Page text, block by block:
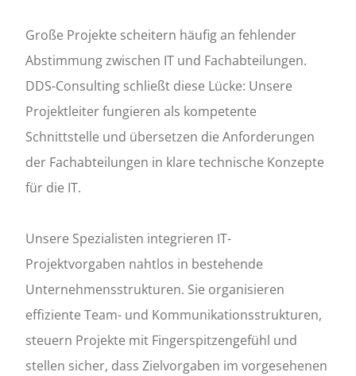
Große Projekte scheitern häufig an fehlender
Abstimmung zwischen IT und Fachabteilungen.
DDS-Consulting schließt diese Lücke: Unsere
Projektleiter fungieren als kompetente
Schnittstelle und übersetzen die Anforderungen
der Fachabteilungen in klare technische Konzepte
für die IT.
Unsere Spezialisten integrieren IT-
Projektvorgaben nahtlos in bestehende
Unternehmensstrukturen. Sie organisieren
effiziente Team- und Kommunikationsstrukturen,
steuern Projekte mit Fingerspitzengefühl und
stellen sicher, dass Zielvorgaben im vorgesehenen